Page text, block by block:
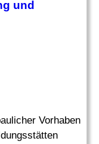
und
Vorhaben